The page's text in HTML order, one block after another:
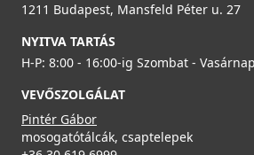
1211 Budapest, Mansfeld Péter u. 27
NYITVA TARTÁS
H-P: 8:00 - 16:00-ig Szombat -
VEVŐSZOLGÁLAT
Pintér Gábor
mosogatótálcák, csaptelepek